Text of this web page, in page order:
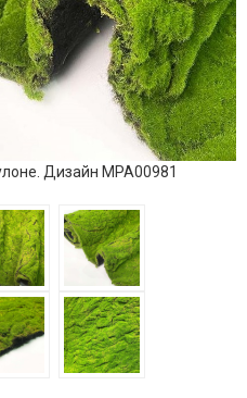
Дизайн MPA00981